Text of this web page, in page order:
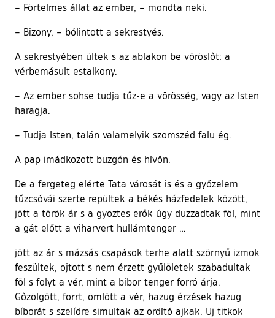
– Förtelmes állat az ember, – mondta neki.
– Bizony, – bólintott a sekrestyés.
A sekrestyében ültek s az ablakon be vöröslőt: a
vérbemásult estalkony.
– Az ember sohse tudja tűz-e a vörösség, vagy az Isten
haragja.
– Tudja Isten, talán valamelyik szomszéd falu ég.
A pap imádkozott buzgón és hívőn.
De a fergeteg elérte Tata városát is és a győzelem
tűzcsóvái szerte repültek a békés házfedelek között,
jött a török ár s a gyöztes erők úgy duzzadtak föl, mint
a gát előtt a viharvert hullámtenger …
jött az ár s mázsás csapások terhe alatt szörnyű izmok
feszültek, ojtott s nem érzett gyűlöletek szabadultak
föl s folyt a vér, mint a bíbor tenger forró árja.
Gőzölgött, forrt, ömlött a vér, hazug érzések hazug
bíborát s szelídre simultak az ordító ajkak. Uj titkok